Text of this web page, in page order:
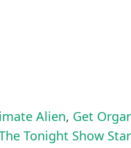
Alien, Get
Tonight Show